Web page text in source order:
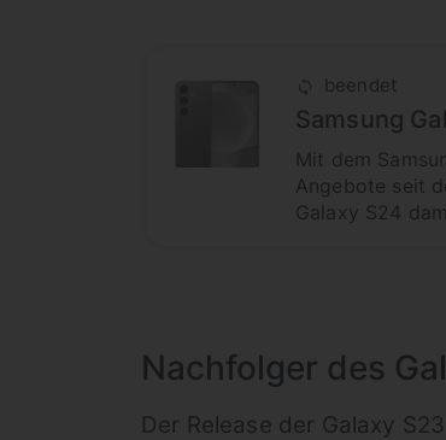
beendet
Samsung
Mit dem
Angebote seit
Galaxy S24
Nachfolger des
Der Release der Galaxy